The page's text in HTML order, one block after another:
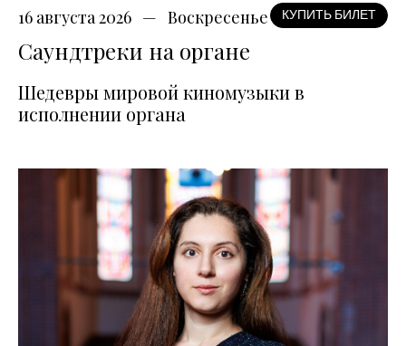
16 августа 2026 Воскресенье КУПИТЬ БИЛЕТ
Саундтреки на органе
Шедевры мировой киномузыки в
исполнении органа